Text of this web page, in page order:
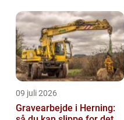
der kr...
09 juli 2026
Gravearbejde i Herning: